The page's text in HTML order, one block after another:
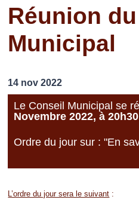
La mairie
Découvrir Pierrefitte
Vos professionnels
Loisirs
Réunion
Municipal
14 nov 2022
Le Conseil Municipal se
Novembre 2022, à
Ordre du jour sur : "En
L’ordre du jour sera le suivant :